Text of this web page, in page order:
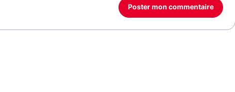
Poster mon commentaire